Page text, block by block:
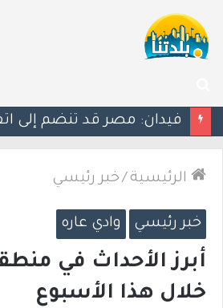
عن
الرئيسية /خبر رئيسي
خبر رئيسي وادي عاره
أبرز الأحداث في
خلال هذا الأسبوع